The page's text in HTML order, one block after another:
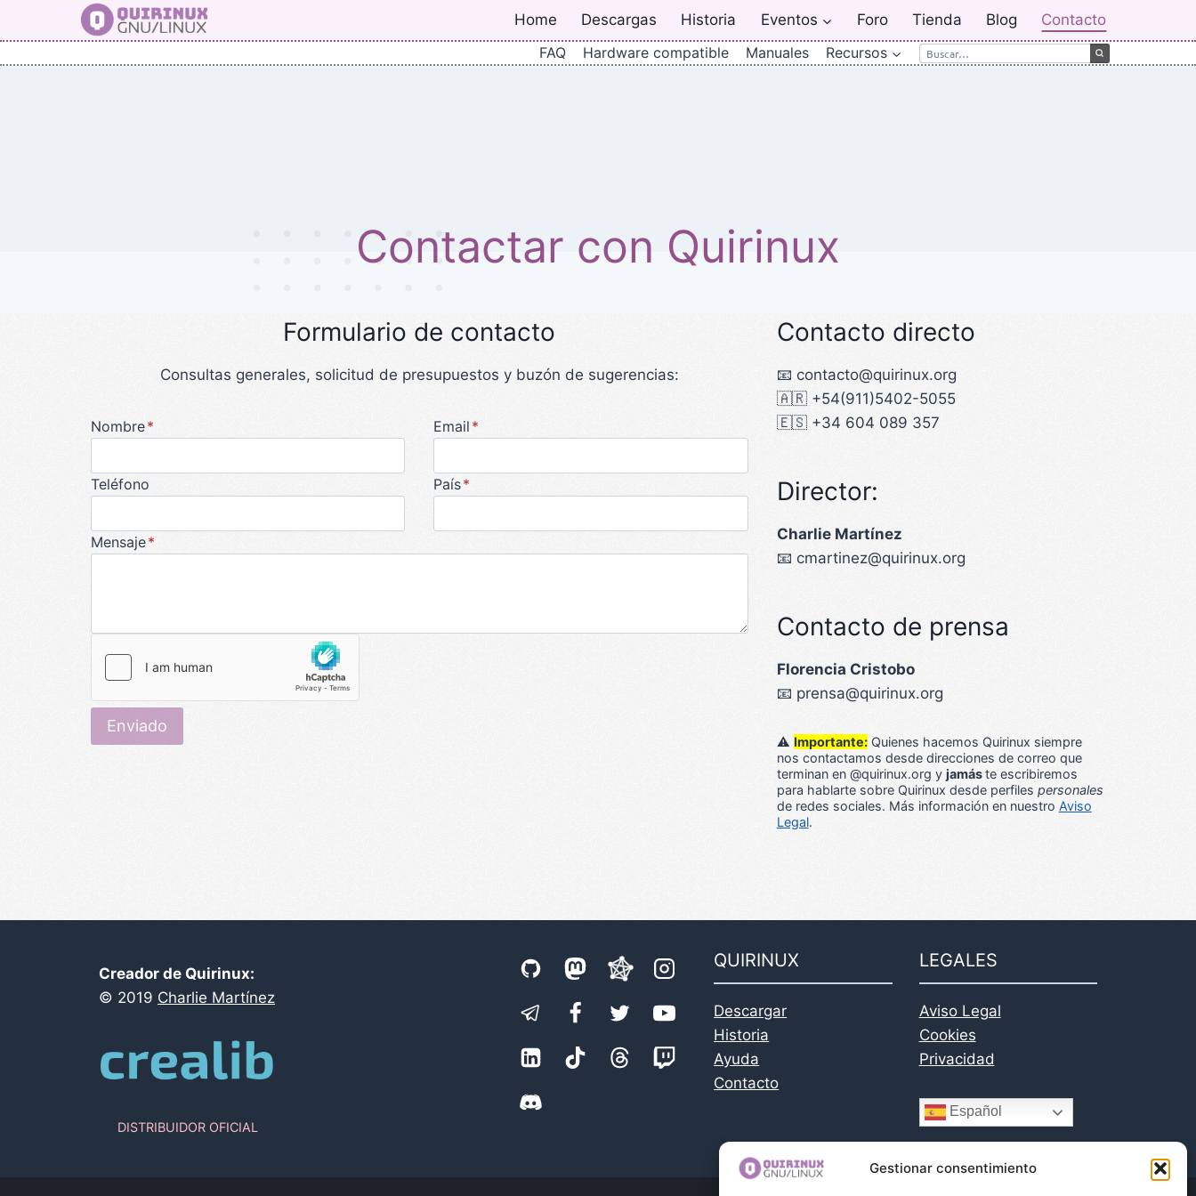
Gestionar consentimiento
Home Descargas Historia Eventos Foro Tienda Blog
Contacto
FAQ
Hardware compatible Manuales Recursos
Contactar con Quirinux
Formulario de contacto
Consultas generales, solicitud de presupuestos y buzón de sugerencias:
Nombre* Email *
Teléfono País*
Mensaje*
Enviado
Contacto directo
📧 contacto@quirinux.org
🇦🇷 +54(911)5402-5055
🇪🇸 +34 604 089 357
Director:
Charlie Martínez
📧 cmartinez@quirinux.org
Contacto de prensa
Florencia Cristobo
📧 prensa@quirinux.org
⚠️ Importante:Quienes hacemos Quirinux siempre
nos contactamos desde direcciones de correo que
terminan en @quirinux.org y jamáste escribiremos
para hablarte sobre Quirinux desde perfiles personales
de redes sociales. Más información en nuestro Aviso
Legal.
Creador de Quirinux:
© 2019 Charlie Martínez
DISTRIBUIDOR OFICIAL
QUIRINUX
Descargar
Historia
Ayuda
Contacto
LEGALES
Aviso Legal
Cookies
Privacidad
Español